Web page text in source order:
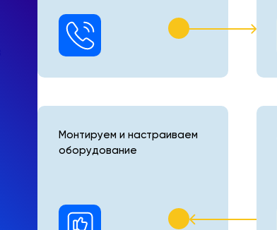
Монтируем и настраиваем
оборудование